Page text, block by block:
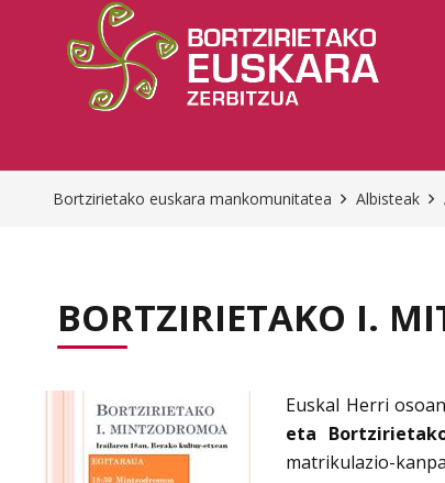
Bortzirietako euskara mankomunitatea Albisteak
BORTZIRIETAKO I.
Euskal Herri
eta
matrikulazio-